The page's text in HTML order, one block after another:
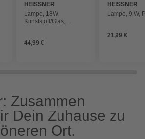
HEISSNER
Lampe, 18W,
Kunststoff/Glas,
44,99 €
HEISSNER
Lampe, 9 W,
21,99 €
Zusammen
Dein Zuhause zu
Ort.